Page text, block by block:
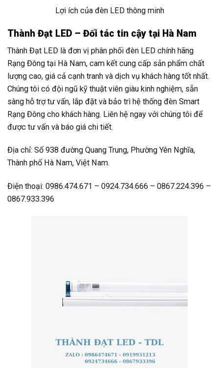
Lợi ích của đèn LED thông minh
Thành Đạt LED – Đối tác tin cậy tại Hà Nam
Thành Đạt LED là đơn vị phân phối đèn LED chính hãng
Rạng Đông tại Hà Nam, cam kết cung cấp sản phẩm chất
lượng cao, giá cả cạnh tranh và dịch vụ khách hàng tốt nhất.
Chúng tôi có đội ngũ kỹ thuật viên giàu kinh nghiệm, sẵn
sàng hỗ trợ tư vấn, lắp đặt và bảo trì hệ thống đèn Smart
Rạng Đông cho khách hàng. Liên hệ ngay với chúng tôi để
được tư vấn và báo giá chi tiết.
Địa chỉ: Số 938 đường Quang Trung, Phường Yên Nghĩa,
Thành phố Hà Nam, Việt Nam.
Điện thoại: 0986.474.671 – 0924.734.666 – 0867.224.396 –
0867.933.396